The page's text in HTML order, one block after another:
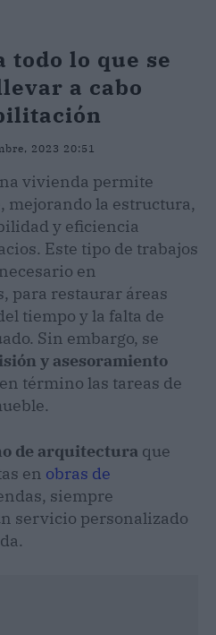
lo que se
a cabo
2023 20:51
vivienda permite
mejorando la estructura,
y eficiencia
Este tipo de trabajos
en
para restaurar áreas
tiempo y la falta de
Sin embargo, se
y asesoramiento
término las tareas de
de arquitectura que
en obras de
siempre
servicio personalizado